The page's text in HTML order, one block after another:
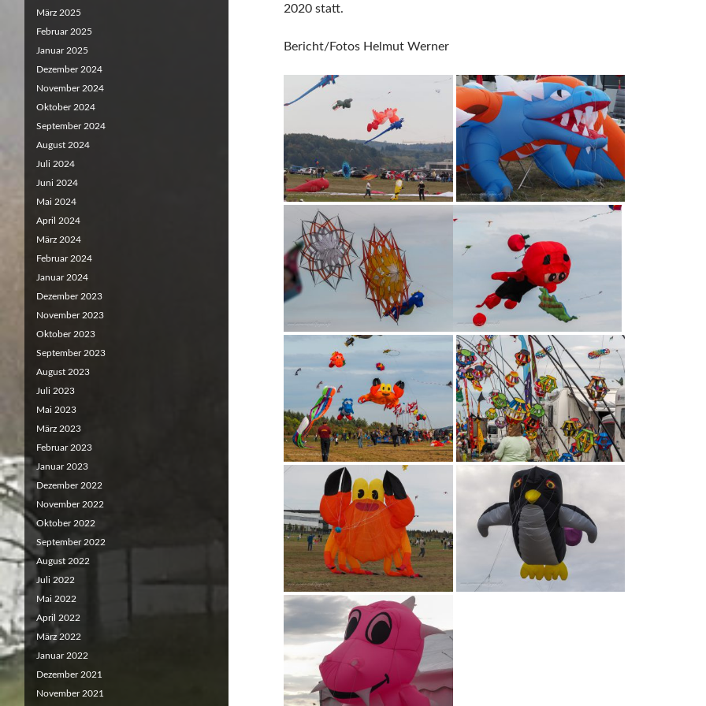
2020 statt.
Bericht/Fotos Helmut Werner
März 2025
Februar 2025
Januar 2025
Dezember 2024
November 2024
Oktober 2024
September 2024
August 2024
Juli 2024
Juni 2024
Mai 2024
April 2024
März 2024
Februar 2024
Januar 2024
Dezember 2023
November 2023
Oktober 2023
September 2023
August 2023
Juli 2023
Mai 2023
März 2023
Februar 2023
Januar 2023
Dezember 2022
November 2022
Oktober 2022
September 2022
August 2022
Juli 2022
Mai 2022
April 2022
März 2022
Januar 2022
Dezember 2021
November 2021